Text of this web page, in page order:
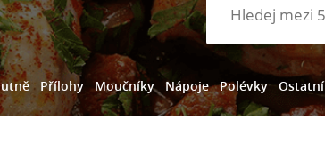
Přílohy Moučníky Nápoje Polévky Ostatní